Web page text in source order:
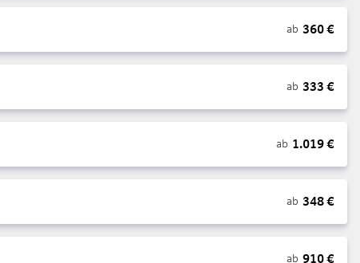
ab 360€
ab 333 €
ab 1.019€
ab 348€
ab 910€